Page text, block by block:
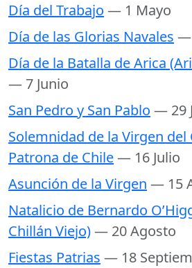
Día del Trabajo — 1 Mayo
Día de las Glorias Navales —
Día de la Batalla de Arica
— 7 Junio
San Pedro y San Pablo — 29
Solemnidad de la Virgen del
Patrona de Chile— 16 Julio
Asunción de la Virgen — 15
Natalicio de Bernardo
Chillán Viejo)— 20 Agosto
Fiestas Patrias — 18